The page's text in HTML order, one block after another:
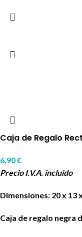
Caja de Regalo
6,90€
Precio I.V.A. incluido
Dimensiones: 20 x 13
Caja de regalo negra